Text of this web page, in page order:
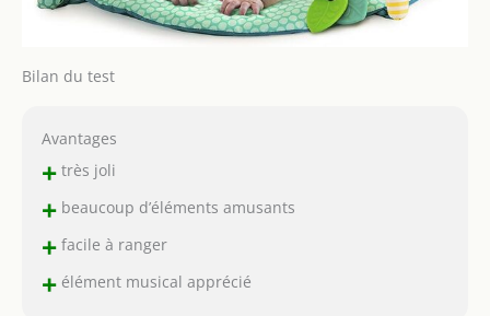
Bilan du test
Avantages
+très joli
+beaucoup d’éléments amusants
+facile à ranger
+élément musical apprécié